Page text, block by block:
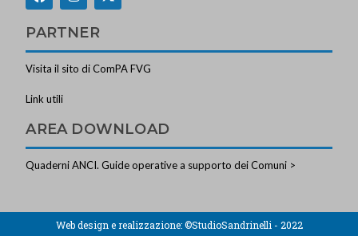
PARTNER
Visita il sito di ComPA FVG
Link utili
AREA DOWNLOAD
Quaderni ANCI. Guide operative a supporto dei Comuni >
Web design e realizzazione:©StudioSandrinelli - 2022